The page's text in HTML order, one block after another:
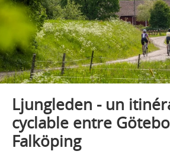
Ljungleden - un
cyclable entre
Falköping